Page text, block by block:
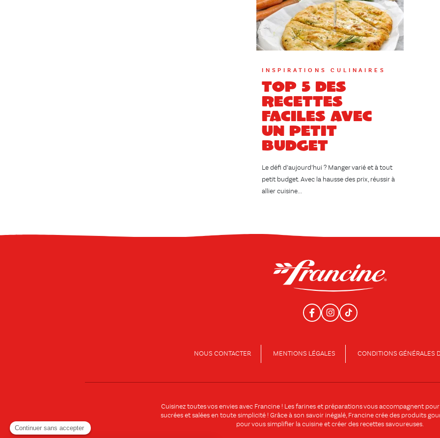
INSPIRATIONS CULINAIRES
Top 5 des
recettes
faciles avec
un petit
budget
Le défi d’aujourd’hui ? Manger varié et à tout
petit budget. Avec la hausse des prix, réussir à
allier cuisine...
NOUS CONTACTER MENTIONS LÉGALES CONDITIONS GÉNÉRALES
Cuisinez toutes vos envies avec Francine ! Les farines et préparationsvous accompagnent
sucrées et salées en toute simplicité ! Grâce à son savoir inégalé, Francine crée des produits
pour vous simplifier la cuisine et créer des recettes savoureuses.